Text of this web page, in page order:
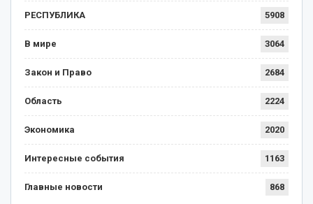
РЕСПУБЛИКА 5908
В мире 3064
Закон и Право 2684
Область 2224
Экономика 2020
Интересные события 1163
Главные новости 868